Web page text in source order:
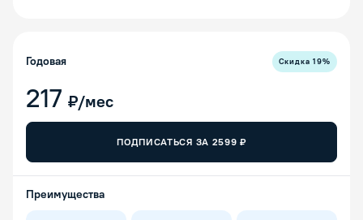
Годовая Скидка19%
217 ₽/мес
ПОДПИСАТЬСЯ ЗА 2599 ₽
Преимущества